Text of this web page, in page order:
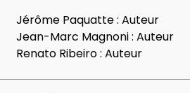
Jérôme Paquatte : Auteur
Jean-Marc Magnoni : Auteur
Renato Ribeiro : Auteur